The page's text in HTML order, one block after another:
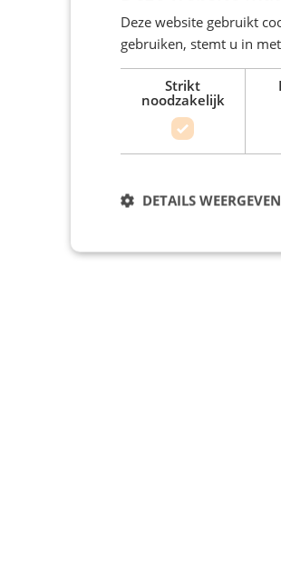
Deze website gebruikt
gebruiken, stemt u in
Strikt
noodzakelijk
DETAILS WEERGEVEN